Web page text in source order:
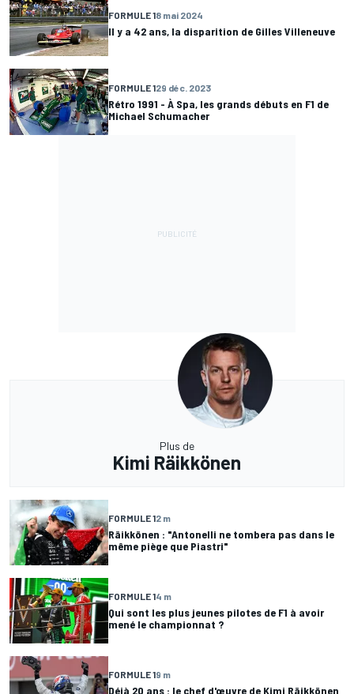
FORMULE 18 mai 2024
Il y a 42 ans, la disparition de Gilles Villeneuve
FORMULE 129 déc. 2023
Rétro 1991 - À Spa, les grands débuts en F1 de
Michael Schumacher
Plus de
Kimi Räikkönen
FORMULE 12 m
Räikkönen : "Antonelli ne tombera pas dans le
même piège que Piastri"
FORMULE 14 m
Qui sont les plus jeunes pilotes de F1 à avoir
mené le championnat ?
FORMULE 19 m
Déjà 20 ans : le chef d'œuvre de Kimi Räikkönen